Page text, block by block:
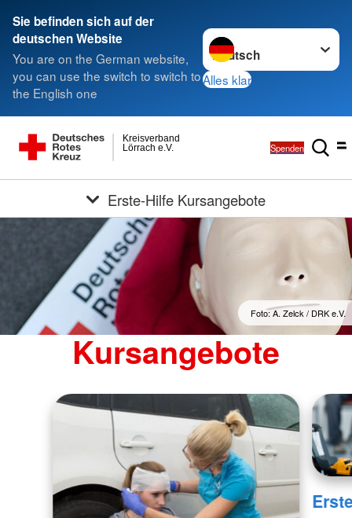
Sie befinden sich auf der
deutschen Website
You are on the German website,
you can use the switch to switch to
the English one
Sprache wechseln zu
Alles klar
Lörrach e.V.
Kreisverband
Spenden
Erste-Hilfe Kursangebote
Foto: A. Zelck / DRK e.V.
Kursangebote